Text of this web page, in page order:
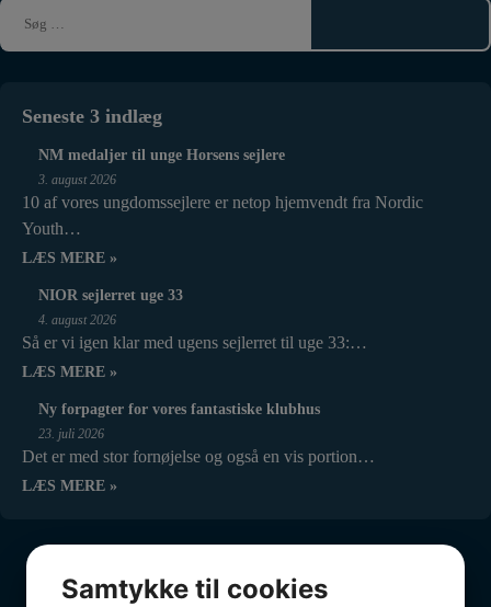
Seneste 3 indlæg
NM medaljer til unge Horsens sejlere
3. august 2026
10 af vores ungdomssejlere er netop hjemvendt fra Nordic
Youth…
LÆS MERE »
NIOR sejlerret uge 33
4. august 2026
Så er vi igen klar med ugens sejlerret til uge 33:…
LÆS MERE »
Ny forpagter for vores fantastiske klubhus
23. juli 2026
Det er med stor fornøjelse og også en vis portion…
LÆS MERE »
Samtykke til cookies